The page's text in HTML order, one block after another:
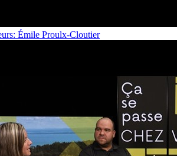
Émile Proulx-Cloutier